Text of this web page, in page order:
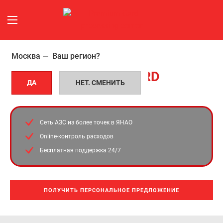
Москва — Ваш регион?
ДА НЕТ. СМЕНИТЬ
Топливные
карты
в
Ямало-
Ненецком
автономном
округе
УНИВЕРСАЛЬНЫЕ ТОПЛИВНЫЕ
КАРТЫPREMIUM CARD
Сеть АЗС из более точек в ЯНАО
Online-контроль расходов
Бесплатная поддержка 24/7
ПОЛУЧИТЬ ПЕРСОНАЛЬНОЕ ПРЕДЛОЖЕНИЕ